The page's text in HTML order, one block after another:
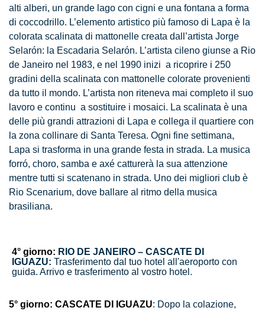
alti alberi, un grande lago con cigni e una fontana a forma
di coccodrillo. L’elemento artistico più famoso di Lapa è la
colorata scalinata di mattonelle creata dall’artista Jorge
Selarón: la Escadaria Selarón. L’artista cileno giunse a Rio
de Janeiro nel 1983, e nel 1990 inizi a ricoprire i 250
gradini della scalinata con mattonelle colorate provenienti
da tutto il mondo. L’artista non riteneva mai completo il suo
lavoro e continu a sostituire i mosaici. La scalinata è una
delle più grandi attrazioni di Lapa e collega il quartiere con
la zona collinare di Santa Teresa. Ogni fine settimana,
Lapa si trasforma in una grande festa in strada. La musica
forró, choro, samba e axé catturerà la sua attenzione
mentre tutti si scatenano in strada. Uno dei migliori club è
Rio Scenarium, dove ballare al ritmo della musica
brasiliana.
4° giorno: RIO DE JANEIRO – CASCATE DI
IGUAZU: Trasferimento dal tuo hotel all'aeroporto con
guida. Arrivo e trasferimento al vostro hotel.
5° giorno: CASCATE DI IGUAZU: Dopo la colazione,